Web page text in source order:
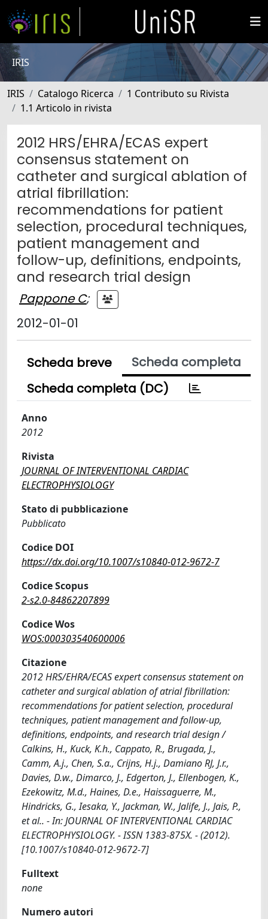
IRIS
IRIS Catalogo Ricerca
1 Contributo su Rivista
1.1 Articolo in rivista
2012 HRS/EHRA/ECAS expert
consensus statement on
catheter and surgical ablation of
atrial fibrillation:
recommendations for patient
selection, procedural techniques,
patient management and
follow-up, definitions, endpoints,
and research trial design
Pappone C;
2012-01-01
Scheda breve
Scheda completa
Scheda completa (DC)
Anno
2012
Rivista
JOURNAL OF INTERVENTIONAL CARDIAC
ELECTROPHYSIOLOGY
Stato di pubblicazione
Pubblicato
Codice DOI
https://dx.doi.org/10.1007/s10840-012-9672-7
Codice Scopus
2-s2.0-84862207899
Codice Wos
WOS:000303540600006
Citazione
2012 HRS/EHRA/ECAS expert consensus statement on
catheter and surgical ablation of atrial fibrillation:
recommendations for patient selection, procedural
techniques, patient management and follow-up,
definitions, endpoints, and research trial design /
Calkins, H., Kuck, K.h., Cappato, R., Brugada, J.,
Camm, A.j., Chen, S.a., Crijns, H.j., Damiano RJ, J.r.,
Davies, D.w., Dimarco, J., Edgerton, J., Ellenbogen, K.,
Ezekowitz, M.d., Haines, D.e., Haissaguerre, M.,
Hindricks, G., Iesaka, Y., Jackman, W., Jalife, J., Jais, P.,
et al.. - In: JOURNAL OF INTERVENTIONAL CARDIAC
ELECTROPHYSIOLOGY. - ISSN 1383-875X. - (2012).
[10.1007/s10840-012-9672-7]
Fulltext
none
Numero autori